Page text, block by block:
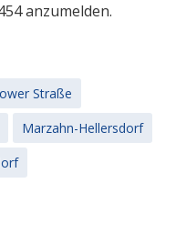
anzumelden.
Straße
Marzahn-Hellersdorf